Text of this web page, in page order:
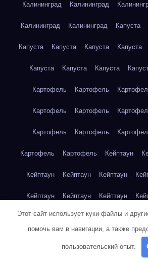
Калининград Калининград
Калининград Калининград Капуста
Капуста Капуста Капуста Капуста
Капуста Капуста Капуста
Картофель Картофель
Картофель Картофель
Картофель Картофель
Картофель Картофель Кейптаун
Кейптаун Кейптаун Кейптаун
Кейптаун Кейптаун Кейптаун
Кейптаун Кейптаун Кейптаун
Этот сайт использует куки-файлы и
помочь вам в навигации, а также
пользовательский опыт.